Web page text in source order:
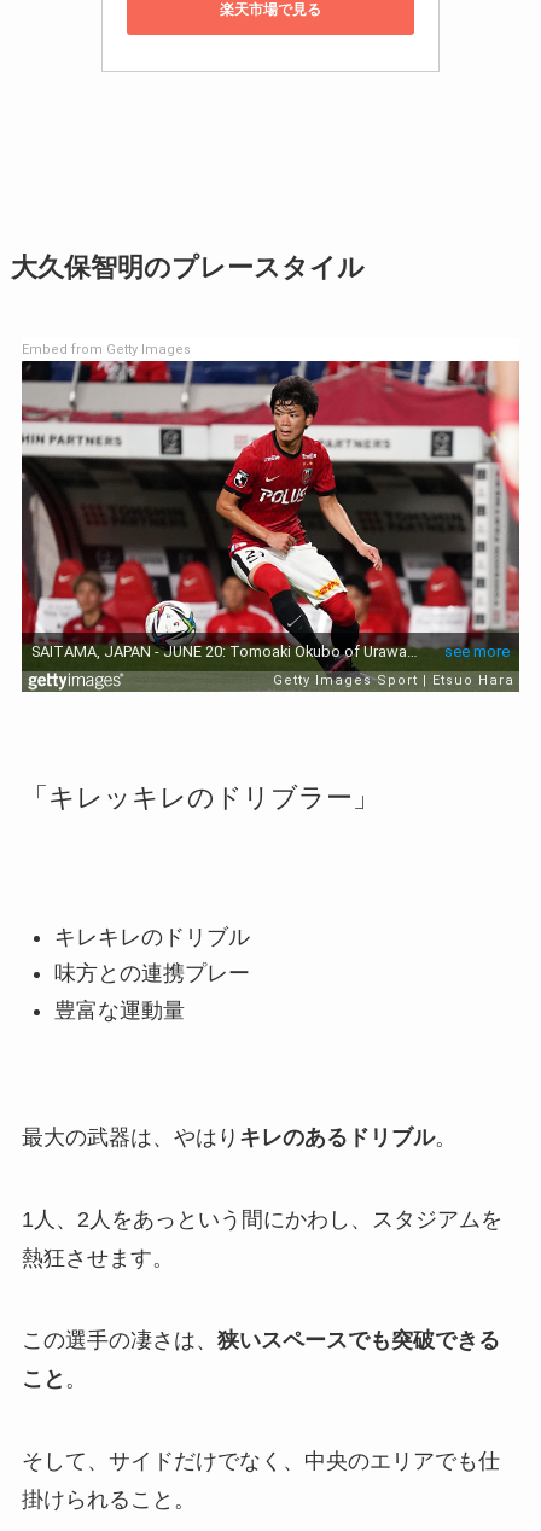
楽天市場で見る
大久保智明のプレースタイル
Embed from Getty Images
「キレッキレのドリブラー」
キレキレのドリブル
味方との連携プレー
豊富な運動量
最大の武器は、やはり キレのあるドリブル。
1人、2人をあっという間にかわし、スタジアムを
熱狂させます。
この選手の凄さは、 狭いスペースでも突破できる
こと 。
そして、サイドだけでなく、中央のエリアでも仕
掛けられること。